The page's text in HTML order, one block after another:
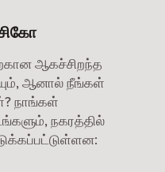
ஆகச்சிறந்த
ஆனால் நீங்கள்
நாங்கள்
நகரத்தில்